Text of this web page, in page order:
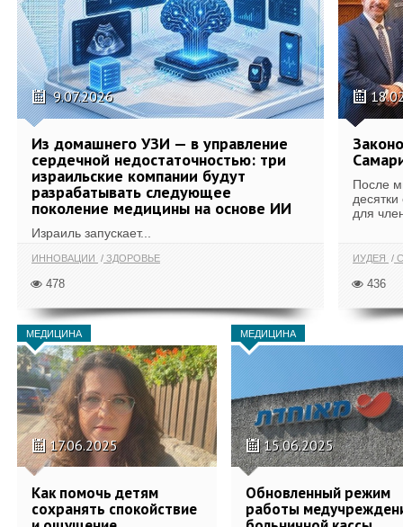
9.07.2026
Из домашнего УЗИ — в управление
сердечной недостаточностью: три
израильские компании будут
разрабатывать следующее
поколение медицины на основе ИИ
Израиль запускает...
ИННОВАЦИИ ЗДОРОВЬЕ
478
После
для
ИУДЕЯ
436
МЕДИЦИНА
17.06.2025
Как помочь детям
сохранять спокойствие
МЕДИЦИНА
15.06.2025
Обновленный режим
работы